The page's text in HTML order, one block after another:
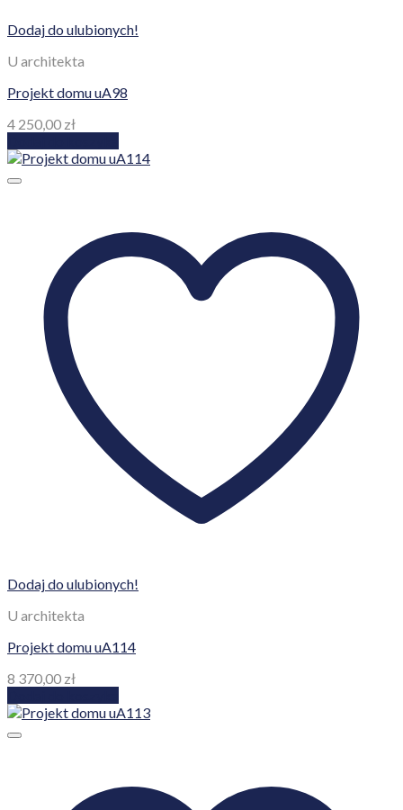
Dodaj do ulubionych!
U architekta
Projekt domu uA98
4 250,00 zł
Dodaj do ulubionych!
U architekta
Projekt domu uA114
8 370,00 zł